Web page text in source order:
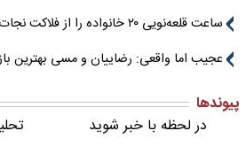
ساعت قلعه‌نویی ۲۰ خانواده را از فلاکت نجات می‌دهد
عجیب اما واقعی: رضاییان و مسی بهترین بازیکنان جام جهانی!
پیوندها
در لحظه با خبر شوید